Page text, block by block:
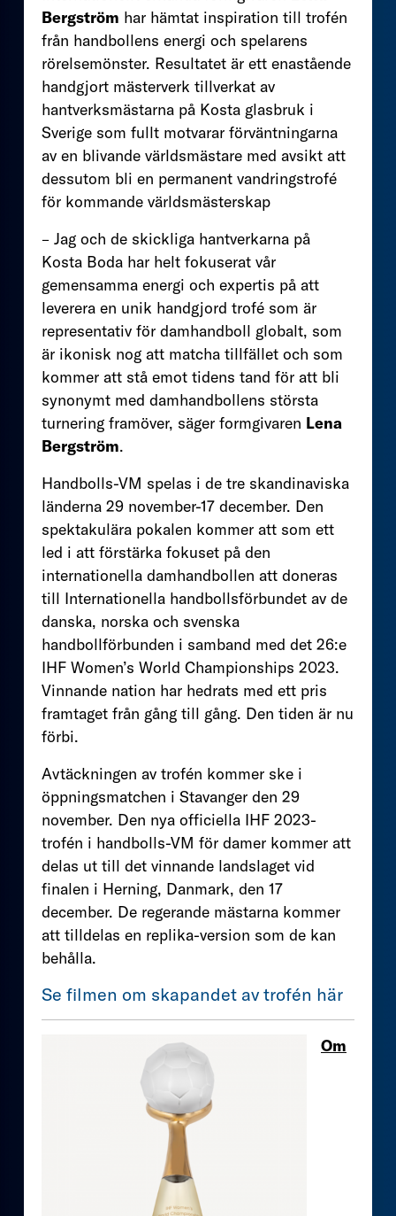
Bergström har hämtat inspiration till trofén
från handbollens energi och spelarens
rörelsemönster. Resultatet är ett enastående
handgjort mästerverk tillverkat av
hantverksmästarna på Kosta glasbruk i
Sverige som fullt motvarar förväntningarna
av en blivande världsmästare med avsikt att
dessutom bli en permanent vandringstrofé
för kommande världsmästerskap
– Jag och de skickliga hantverkarna på
Kosta Boda har helt fokuserat vår
gemensamma energi och expertis på att
leverera en unik handgjord trofé som är
representativ för damhandboll globalt, som
är ikonisk nog att matcha tillfället och som
kommer att stå emot tidens tand för att bli
synonymt med damhandbollens största
turnering framöver, säger formgivaren Lena
Bergström.
Handbolls-VM spelas i de tre skandinaviska
länderna 29 november-17 december. Den
spektakulära pokalen kommer att som ett
led i att förstärka fokuset på den
internationella damhandbollen att doneras
till Internationella handbollsförbundet av de
danska, norska och svenska
handbollförbunden i samband med det 26:e
IHF Women’s World Championships 2023.
Vinnande nation har hedrats med ett pris
framtaget från gång till gång. Den tiden är nu
förbi.
Avtäckningen av trofén kommer ske i
öppningsmatchen i Stavanger den 29
november. Den nya officiella IHF 2023-
trofén i handbolls-VM för damer kommer att
delas ut till det vinnande landslaget vid
finalen i Herning, Danmark, den 17
december. De regerande mästarna kommer
att tilldelas en replika-version som de kan
behålla.
Se filmen om skapandet av trofén här
Om